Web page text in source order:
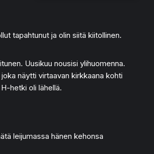
tapahtunut ja olin siitä kiitollinen.
Uusikuu nousisi ylihuomenna.
näytti virtaavan kirkkaana kohti
hetki oli lähellä.
leijumassa hänen kehonsa